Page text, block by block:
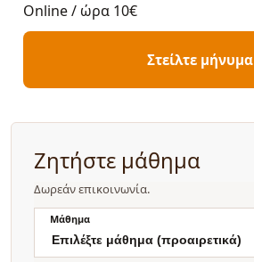
Online / ώρα 10€
Στείλτε μήνυμα
Ζητήστε μάθημα
Δωρεάν επικοινωνία.
Μάθημα